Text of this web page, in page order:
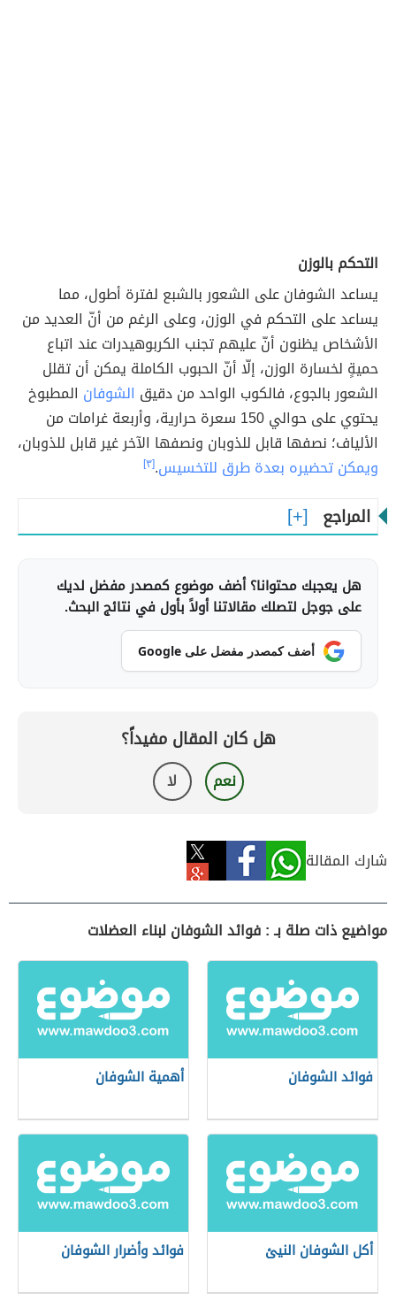
التحكم بالوزن
يساعد الشوفان على الشعور بالشبع لفترة أطول، مما
يساعد على التحكم في الوزن، وعلى الرغم من أنّ العديد من
الأشخاص يظنون أنّ عليهم تجنب الكربوهيدرات عند اتباع
حميةٍ لخسارة الوزن، إلّا أنّ الحبوب الكاملة يمكن أن تقلل
الشعور بالجوع، فالكوب الواحد من دقيق الشوفان المطبوخ
يحتوي على حوالي 150 سعرة حرارية، وأربعة غرامات من
الألياف؛ نصفها قابل للذوبان ونصفها الآخر غير قابل للذوبان،
ويمكن تحضيره بعدة طرق للتخسيس.[٣]
المراجع
هل يعجبك محتوانا؟ أضف موضوع كمصدر مفضل لديك
على جوجل لتصلك مقالاتنا أولاً بأول في نتائج البحث.
أضف كمصدر مفضل على Google
هل كان المقال مفيداً؟
نعم لا
شارك المقالة
مواضيع ذات صلة بـ : فوائد الشوفان لبناء العضلات
فوائد الشوفان أهمية الشوفان
أكل الشوفان النيئ فوائد وأضرار الشوفان